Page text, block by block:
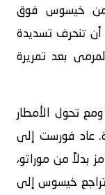
من خيسوس فوق
أن تنحرف تسديدة
بعد تمريرة
تحول الأمطار
عاد فورست إلى
بدلاً من موراتو،
تراجع خيسوس إلى